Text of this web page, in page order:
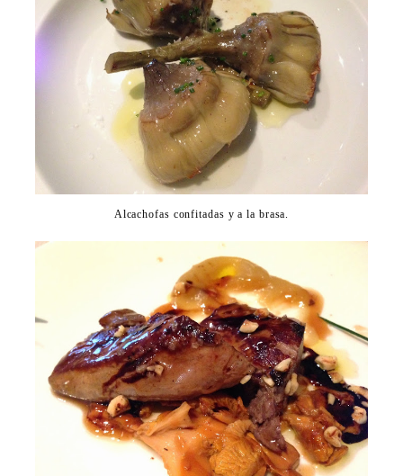
Alcachofas confitadas y a la brasa.